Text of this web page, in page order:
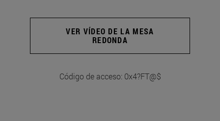
VER VÍDEO DE LA MESA
REDONDA
Código de acceso: 0x4?FT@$